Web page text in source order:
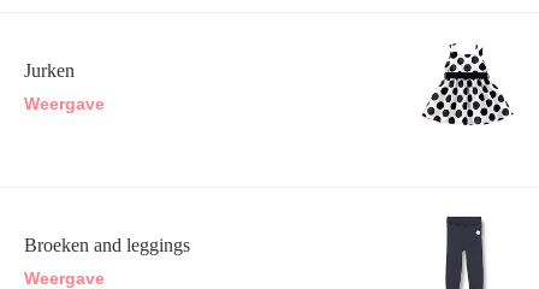
Jurken
Weergave
Broeken and leggings
Weergave